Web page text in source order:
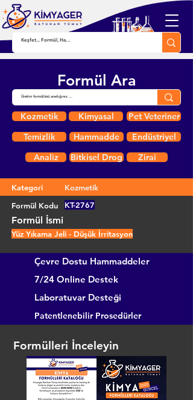
Formül Ara
Kozmetik Kimyasal
Pet Veteriner
Temizlik
Hammadde
Endüstriyel
Analiz
Bitkisel Drog Zirai
Kategori
Kozmetik
Formül Kodu
KT-2767
Formül İsmi
Yüz Yıkama Jeli - Düşük İrritasyon
Çevre Dostu Hammaddeler
7/24 Online Destek
Laboratuvar Desteği
Patentlenebilir Prosedürler
Formülleri İnceleyin